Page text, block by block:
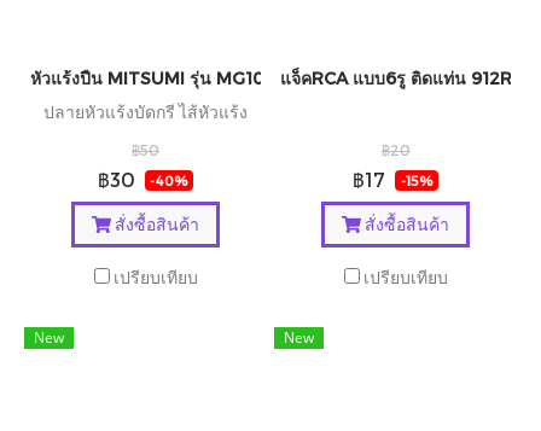
หัวแร้งปืน MITSUMI รุ่น MG10
ปลายหัวแร้งบัดกรี ไส้หัวแร้ง
฿50
฿30 -40%
สั่งซื้อสินค้า
เปรียบเทียบ
แจ็คRCA แบบ6รู ติดแท่น
฿20
฿17 -15%
สั่งซื้อสินค้า
เปรียบเทียบ
New New